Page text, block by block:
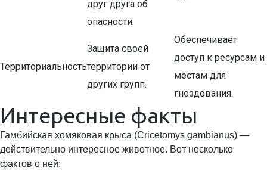
друг друга об
опасности.
Территориальность
Защита своей
территории от
других групп.
Обеспечивает
доступ к ресурсам и
местам для
гнездования.
Интересные факты
Гамбийская хомяковая крыса (Cricetomys gambianus) —
действительно интересное животное. Вот несколько
фактов о ней: